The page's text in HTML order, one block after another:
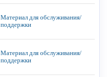
Материал для обслуживания/
поддержки
Материал для обслуживания/
поддержки